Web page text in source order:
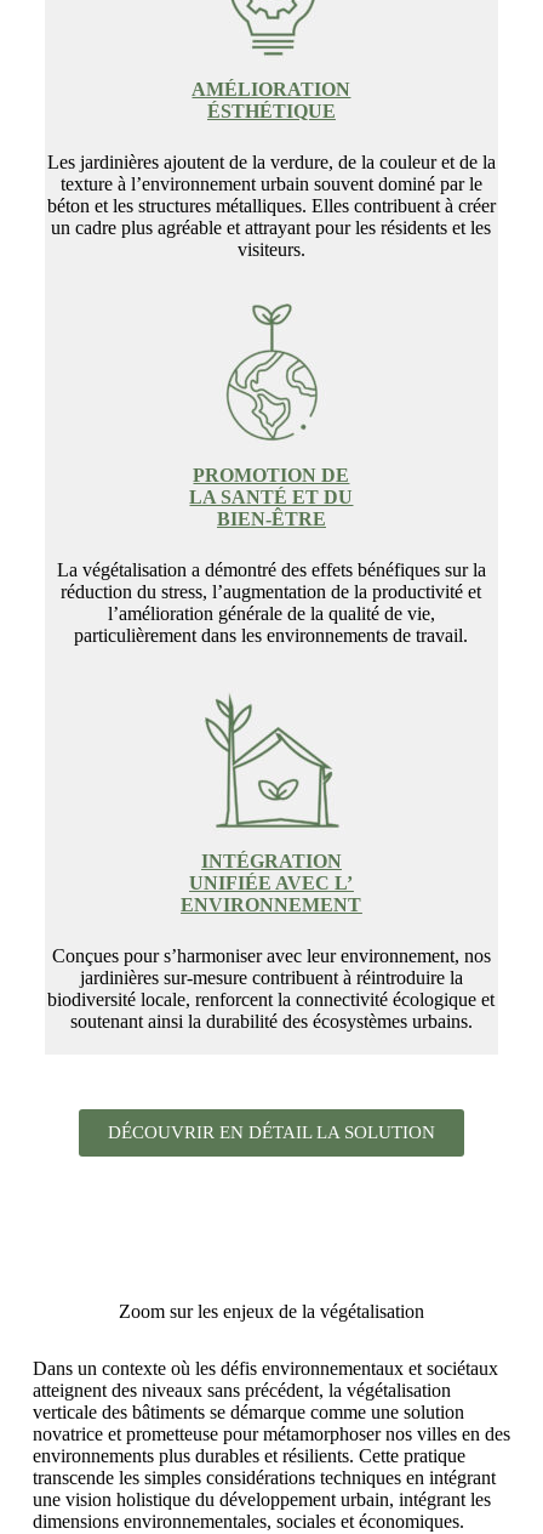
AMÉLIORATION
ÉSTHÉTIQUE
Les jardinières ajoutent de la verdure, de la couleur et de la
texture à l’environnement urbain souvent dominé par le
béton et les structures métalliques. Elles contribuent à créer
un cadre plus agréable et attrayant pour les résidents et les
visiteurs.
PROMOTION DE
LA SANTÉ ET DU
BIEN-ÊTRE
La végétalisation a démontré des effets bénéfiques sur la
réduction du stress, l’augmentation de la productivité et
l’amélioration générale de la qualité de vie,
particulièrement dans les environnements de travail.
INTÉGRATION
UNIFIÉE AVEC L’
ENVIRONNEMENT
Conçues pour s’harmoniser avec leur environnement, nos
jardinières sur-mesure contribuent à réintroduire la
biodiversité locale, renforcent la connectivité écologique et
soutenant ainsi la durabilité des écosystèmes urbains.
DÉCOUVRIR EN DÉTAIL LA SOLUTION
Zoom sur les enjeux de la végétalisation
Dans un contexte où les défis environnementaux et sociétaux
atteignent des niveaux sans précédent, la végétalisation
verticale des bâtiments se démarque comme une solution
novatrice et prometteuse pour métamorphoser nos villes en des
environnements plus durables et résilients. Cette pratique
transcende les simples considérations techniques en intégrant
une vision holistique du développement urbain, intégrant les
dimensions environnementales, sociales et économiques.